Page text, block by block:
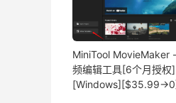
MiniTool MovieMaker
频编辑工具[6个月授权]